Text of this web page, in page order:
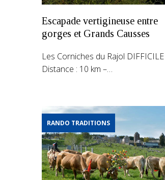
Escapade vertigineuse entre
gorges et Grands Causses
Les Corniches du Rajol DIFFICILE
Distance : 10 km –…
RANDO TRADITIONS